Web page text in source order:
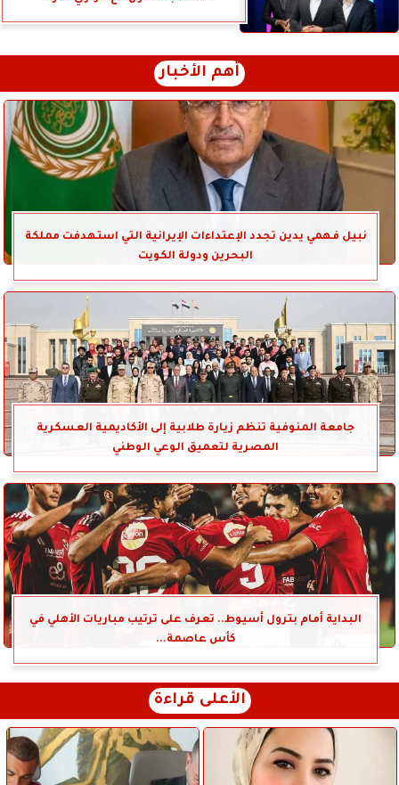
أهم الأخبار
نبيل فهمي يدين تجدد الإعتداءات الإيرانية التي استهدفت مملكة
البحرين ودولة الكويت
جامعة المنوفية تنظم زيارة طلابية إلى الأكاديمية العسكرية
المصرية لتعميق الوعي الوطني
البداية أمام بترول أسيوط.. تعرف على ترتيب مباريات الأهلي في
كأس عاصمة...
الأعلى قراءة